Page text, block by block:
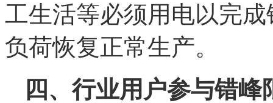
工生活等必须用电以完
负荷恢复正常生产。
四、行业用户参与错